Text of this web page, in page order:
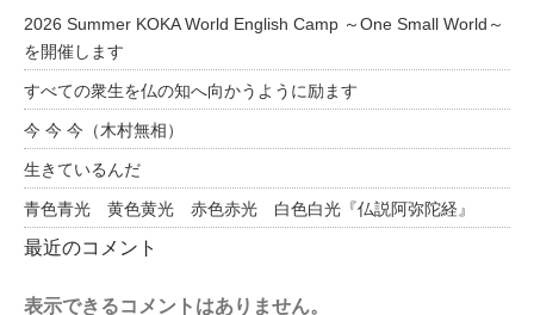
2026 Summer KOKA World English Camp ～One Small World～
を開催します
すべての衆生を仏の知へ向かうように励ます
今 今 今（木村無相）
生きているんだ
青色青光 黄色黄光 赤色赤光 白色白光『仏説阿弥陀経』
最近のコメント
表示できるコメントはありません。